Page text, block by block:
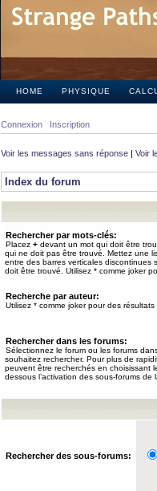
HOME PHYSIQUE
Connexion Inscription
Voir les messages sans réponse | Voir
Index du forum
Rechercher par mots-clés:
Placez + devant un mot qui doit être
qui ne doit pas être trouvé. Mettez une
entre des barres verticales discontinues
doit être trouvé. Utilisez * comme joker
Recherche par auteur:
Utilisez * comme joker pour des résultats
Rechercher dans les forums:
Sélectionnez le forum ou les forums
souhaitez rechercher. Pour plus de
peuvent être recherchés en choisissant
dessous l’activation des sous-forums de
Rechercher des sous-forums: